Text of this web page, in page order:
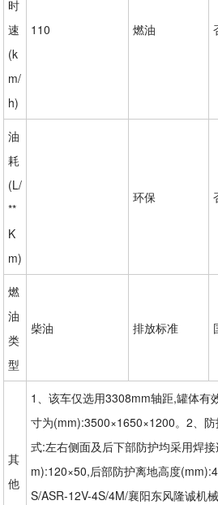
时
速
(k
m/
h)
110 燃油
油
耗
(L/
**
K
m)
环保
燃
油
类
型
柴油 排放标准
其
他
1、该车仅选用3308mm轴距,罐体有
寸为(mm):3500×1650×1200。2、
式:左右侧面及后下部防护均采用焊
m):120×50,后部防护离地高度
S/ASR-12V-4S/4M/襄阳东风隆诚机